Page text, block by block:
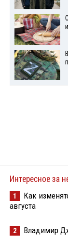
Интересное за
1
Как
августа
2 Владимир